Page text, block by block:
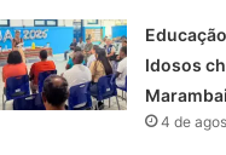
Idosos
4 de